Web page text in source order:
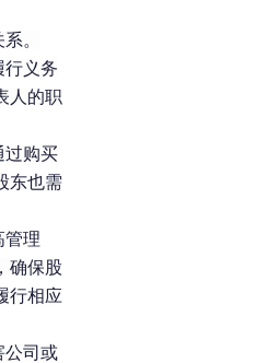
。
行义务
人的职
过购买
东也需
管理
确保股
行相应
公司或